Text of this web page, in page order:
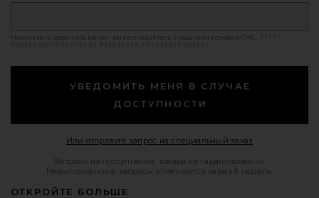
Нажимая «Уведомить меня», вы соглашаетесь с нашими Условия СМС
УВЕДОМИТЬ МЕНЯ В СЛУЧАЕ
ДОСТУПНОСТИ
Или отправьте запрос на специальный заказ
Запросы на поступление товара не гарантированы.
Невыполненные запросы отменяются через 6 недель.
ОТКРОЙТЕ БОЛЬШЕ